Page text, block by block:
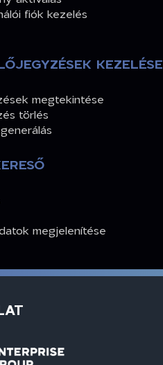
fiók kezelés
KEZELÉSE
megtekintése
törlés
megjelenítése